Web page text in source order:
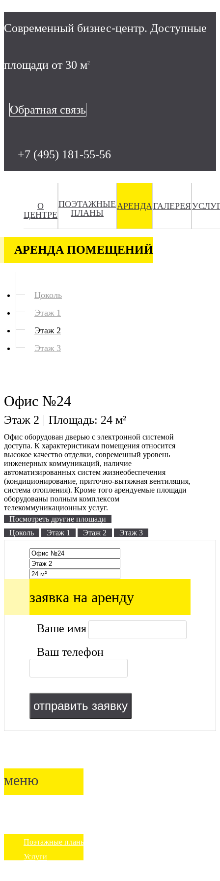
Современный бизнес-центр. Доступные
площади от 30 м2
Обратная связь
+7 (495) 181-55-56
О
ЦЕНТРЕ
ПОЭТАЖНЫЕ
ПЛАНЫ
АРЕНДАГАЛЕРЕЯ
АРЕНДА ПОМЕЩЕНИЙ
Цоколь
Этаж 1
Этаж 2
Этаж 3
Офис №24
Этаж 2 Площадь: 24 м²
Офис оборудован дверью с электронной системой
доступа. К характеристикам помещения относится
высокое качество отделки, современный уровень
инженерных коммуникаций, наличие
автоматизированных систем жизнеобеспечения
(кондиционирование, приточно-вытяжная вентиляция,
система отопления). Кроме того арендуемые площади
оборудованы полным комплексом
телекоммуникационных услуг.
Посмотреть другие площади
Цоколь
Этаж 1 Этаж 2 Этаж 3
заявка на аренду
Ваше имя
Ваш телефон
отправить заявку
меню
Поэтажные планы
Услуги